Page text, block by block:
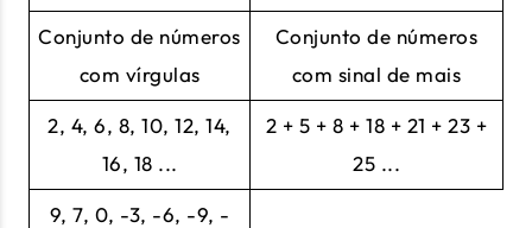
Conjunto de números
com vírgulas
Conjunto de números
com sinal de mais
2, 4, 6, 8, 10, 12, 14,
16, 18 ...
2 + 5 + 8 + 18 + 21 + 23 +
25 ...
9, 7, 0, -3, -6, -9, -